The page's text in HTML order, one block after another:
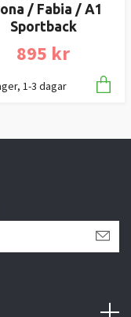
/ Fabia / A1
Sportback
895 kr
1-3 dagar